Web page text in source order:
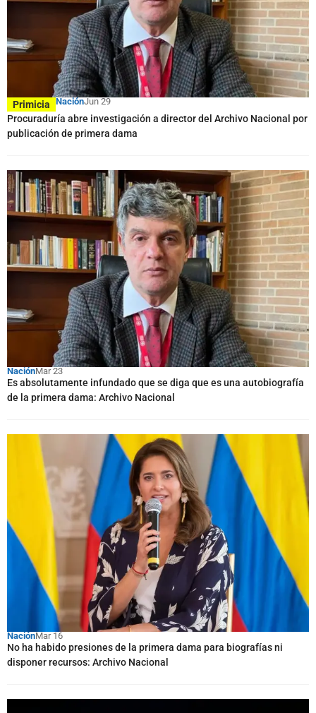
Primicia NaciónJun 29
Procuraduría abre investigación a director del Archivo Nacional por
publicación de primera dama
NaciónMar 23
Es absolutamente infundado que se diga que es una autobiografía
de la primera dama: Archivo Nacional
NaciónMar 16
No ha habido presiones de la primera dama para biografías ni
disponer recursos: Archivo Nacional